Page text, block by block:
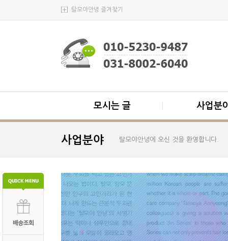
탈모야안녕 즐겨찾기
모시는 글 사업분
사업분야 탈모야안녕에 오신 것을 환영합니다.